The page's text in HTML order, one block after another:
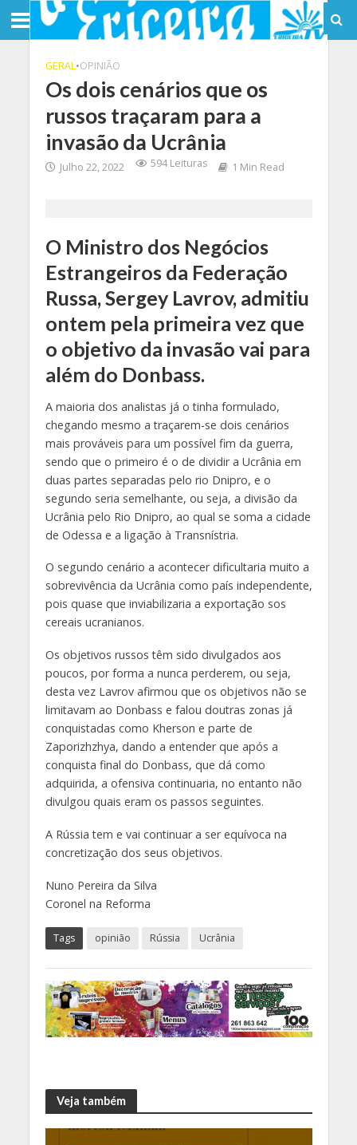
GERAL•OPINIÃO
Os dois cenários que os
russos traçaram para a
invasão da Ucrânia
Julho 22, 2022 594 Leituras 1 Min Read
O Ministro dos Negócios
Estrangeiros da Federação
Russa, Sergey Lavrov, admitiu
ontem pela primeira vez que
o objetivo da invasão vai para
além do Donbass.
A maioria dos analistas já o tinha formulado,
chegando mesmo a traçarem-se dois cenários
mais prováveis para um possível fim da guerra,
sendo que o primeiro é o de dividir a Ucrânia em
duas partes separadas pelo rio Dnipro, e o
segundo seria semelhante, ou seja, a divisão da
Ucrânia pelo Rio Dnipro, ao qual se soma a cidade
de Odessa e a ligação à Transnístria.
O segundo cenário a acontecer dificultaria muito a
sobrevivência da Ucrânia como país independente,
pois quase que inviabilizaria a exportação sos
cereais ucranianos.
Os objetivos russos têm sido divulgados aos
poucos, por forma a nunca perderem, ou seja,
desta vez Lavrov afirmou que os objetivos não se
limitavam ao Donbass e falou doutras zonas já
conquistadas como Kherson e parte de
Zaporizhzhya, dando a entender que após a
conquista final do Donbass, que dá como
adquirida, a ofensiva continuaria, no entanto não
divulgou quais eram os passos seguintes.
A Rússia tem e vai continuar a ser equívoca na
concretização dos seus objetivos.
Nuno Pereira da Silva
Coronel na Reforma
Tags opinião Rússia Ucrânia
Veja também